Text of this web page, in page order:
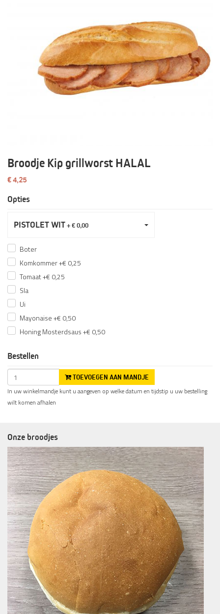
Broodje Kip grillworst HALAL
€ 4,25
Opties
PISTOLET WIT+ € 0,00
Boter
Komkommer +€ 0,25
Tomaat +€ 0,25
Sla
Ui
Mayonaise +€ 0,50
Honing Mosterdsaus +€ 0,50
Bestellen
TOEVOEGEN AAN MANDJE
In uw winkelmandje kunt u aangeven op welke datum en tijdstip u uw bestelling
wilt komen afhalen
Onze broodjes